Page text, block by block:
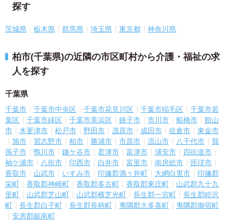
探す
茨城県 栃木県 群馬県 埼玉県 東京都 神奈川県
柏市(千葉県)の近隣の市区町村から介護・福祉の求
人を探す
千葉県
千葉市 千葉市中央区 千葉市花見川区 千葉市稲毛区
千葉市若
葉区
千葉市緑区 千葉市美浜区 銚子市 市川市 船橋市
館山
市
木更津市 松戸市 野田市 茂原市 成田市 佐倉市
東金市
旭市
習志野市 柏市 勝浦市 市原市 流山市 八千代市
我
孫子市
鴨川市 鎌ケ谷市 君津市 富津市 浦安市
四街道市
袖ケ浦市
八街市 印西市 白井市 富里市 南房総市
匝瑳市
香取市
山武市 いすみ市 印旛郡酒々井町 大網白里市
印旛郡
栄町
香取郡神崎町 香取郡多古町 香取郡東庄町
山武郡九十九
里町
山武郡芝山町 山武郡横芝光町 長生郡一宮町
長生郡睦沢
町
長生郡白子町 長生郡長柄町 夷隅郡大多喜町
夷隅郡御宿町
安房郡鋸南町